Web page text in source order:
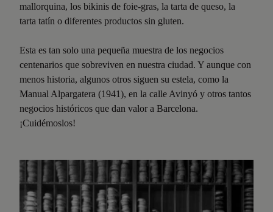
mallorquina, los bikinis de foie-gras, la tarta de queso, la
tarta tatín o diferentes productos sin gluten.
Esta es tan solo una pequeña muestra de los negocios
centenarios que sobreviven en nuestra ciudad. Y aunque con
menos historia, algunos otros siguen su estela, como la
Manual Alpargatera (1941), en la calle Avinyó y otros tantos
negocios históricos que dan valor a Barcelona.
¡Cuidémoslos!